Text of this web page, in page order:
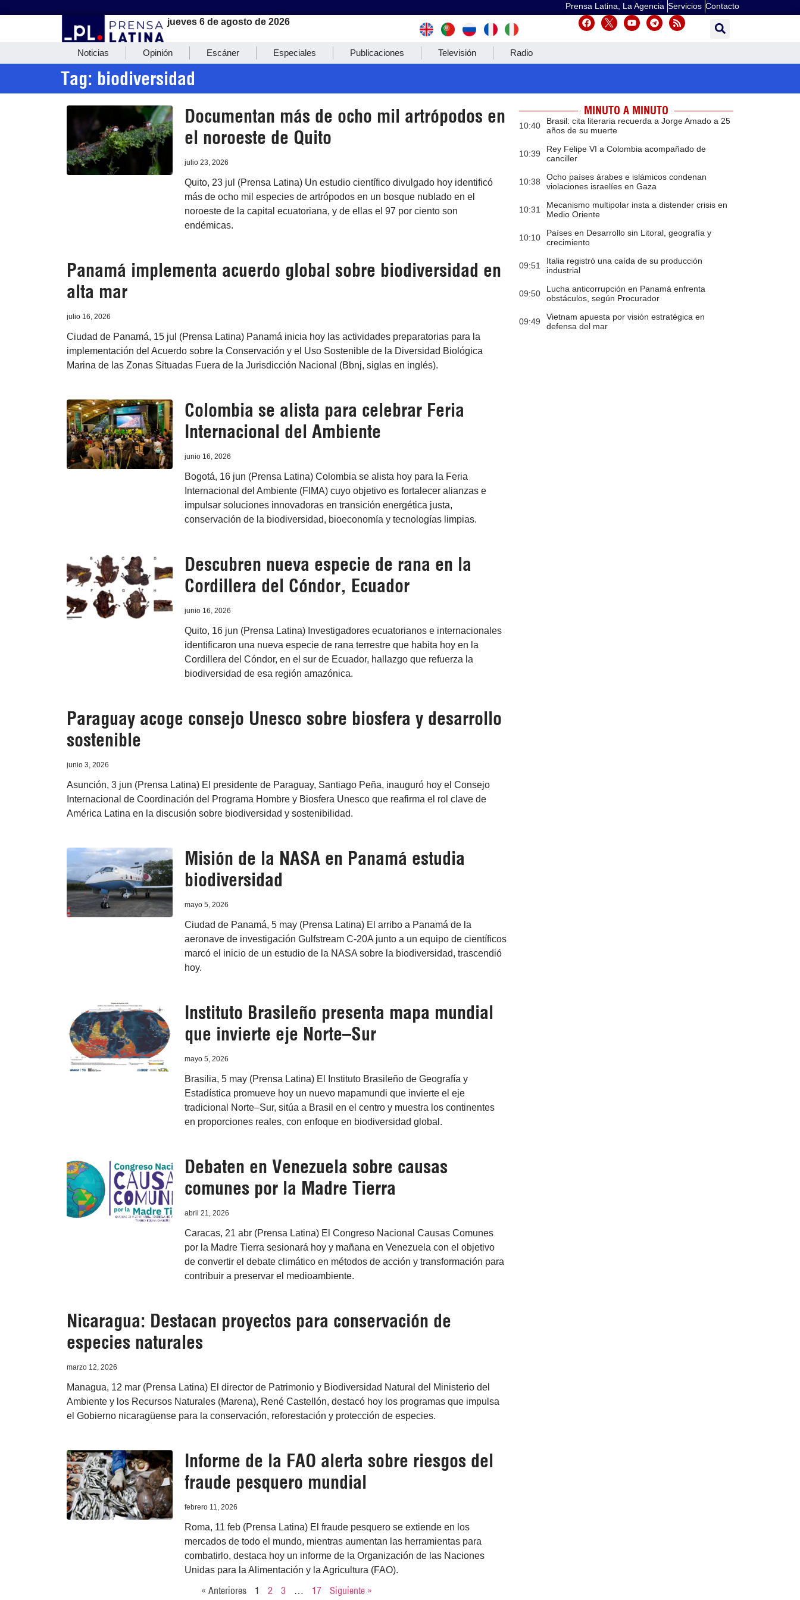
Prensa Latina, La Agencia Servicios Contacto
jueves 6 de agosto de 2026
Noticias Opinión Escáner Especiales Publicaciones Televisión Radio
Tag: biodiversidad
Documentan más de ocho mil artrópodos en
el noroeste de Quito
julio 23, 2026
Quito, 23 jul (Prensa Latina) Un estudio científico divulgado hoy identificó
más de ocho mil especies de artrópodos en un bosque nublado en el
noroeste de la capital ecuatoriana, y de ellas el 97 por ciento son
endémicas.
Panamá implementa acuerdo global sobre biodiversidad en
alta mar
julio 16, 2026
Ciudad de Panamá, 15 jul (Prensa Latina) Panamá inicia hoy las actividades preparatorias para la
implementación del Acuerdo sobre la Conservación y el Uso Sostenible de la Diversidad Biológica
Marina de las Zonas Situadas Fuera de la Jurisdicción Nacional (Bbnj, siglas en inglés).
Colombia se alista para celebrar Feria
Internacional del Ambiente
junio 16, 2026
Bogotá, 16 jun (Prensa Latina) Colombia se alista hoy para la Feria
Internacional del Ambiente (FIMA) cuyo objetivo es fortalecer alianzas e
impulsar soluciones innovadoras en transición energética justa,
conservación de la biodiversidad, bioeconomía y tecnologías limpias.
Descubren nueva especie de rana en la
Cordillera del Cóndor, Ecuador
junio 16, 2026
Quito, 16 jun (Prensa Latina) Investigadores ecuatorianos e internacionales
identificaron una nueva especie de rana terrestre que habita hoy en la
Cordillera del Cóndor, en el sur de Ecuador, hallazgo que refuerza la
biodiversidad de esa región amazónica.
Paraguay acoge consejo Unesco sobre biosfera y desarrollo
sostenible
junio 3, 2026
Asunción, 3 jun (Prensa Latina) El presidente de Paraguay, Santiago Peña, inauguró hoy el Consejo
Internacional de Coordinación del Programa Hombre y Biosfera Unesco que reafirma el rol clave de
América Latina en la discusión sobre biodiversidad y sostenibilidad.
Misión de la NASA en Panamá estudia
biodiversidad
mayo 5, 2026
Ciudad de Panamá, 5 may (Prensa Latina) El arribo a Panamá de la
aeronave de investigación Gulfstream C-20A junto a un equipo de científicos
marcó el inicio de un estudio de la NASA sobre la biodiversidad, trascendió
hoy.
Instituto Brasileño presenta mapa mundial
que invierte eje Norte–Sur
mayo 5, 2026
Brasilia, 5 may (Prensa Latina) El Instituto Brasileño de Geografía y
Estadística promueve hoy un nuevo mapamundi que invierte el eje
tradicional Norte–Sur, sitúa a Brasil en el centro y muestra los continentes
en proporciones reales, con enfoque en biodiversidad global.
Debaten en Venezuela sobre causas
comunes por la Madre Tierra
abril 21, 2026
Caracas, 21 abr (Prensa Latina) El Congreso Nacional Causas Comunes
por la Madre Tierra sesionará hoy y mañana en Venezuela con el objetivo
de convertir el debate climático en métodos de acción y transformación para
contribuir a preservar el medioambiente.
Nicaragua: Destacan proyectos para conservación de
especies naturales
marzo 12, 2026
Managua, 12 mar (Prensa Latina) El director de Patrimonio y Biodiversidad Natural del Ministerio del
Ambiente y los Recursos Naturales (Marena), René Castellón, destacó hoy los programas que impulsa
el Gobierno nicaragüense para la conservación, reforestación y protección de especies.
Informe de la FAO alerta sobre riesgos del
fraude pesquero mundial
febrero 11, 2026
Roma, 11 feb (Prensa Latina) El fraude pesquero se extiende en los
mercados de todo el mundo, mientras aumentan las herramientas para
combatirlo, destaca hoy un informe de la Organización de las Naciones
Unidas para la Alimentación y la Agricultura (FAO).
« Anteriores 1 2 3 … 17 Siguiente »
MINUTO A MINUTO
10:40
Brasil: cita literaria recuerda a Jorge Amado a 25
años de su muerte
10:39
Rey Felipe VI a Colombia acompañado de
canciller
10:38
Ocho países árabes e islámicos condenan
violaciones israelíes en Gaza
10:31
Mecanismo multipolar insta a distender crisis en
Medio Oriente
10:10
Países en Desarrollo sin Litoral, geografía y
crecimiento
09:51
Italia registró una caída de su producción
industrial
09:50
Lucha anticorrupción en Panamá enfrenta
obstáculos, según Procurador
09:49
Vietnam apuesta por visión estratégica en
defensa del mar